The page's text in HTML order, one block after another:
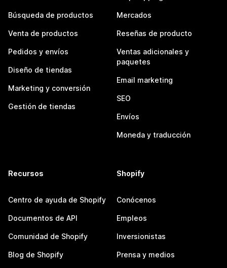
Búsqueda de productos
Venta de productos
Pedidos y envíos
Diseño de tiendas
Marketing y conversión
Gestión de tiendas
Mercados
Reseñas de producto
Ventas adicionales y
paquetes
Email marketing
SEO
Envíos
Moneda y traducción
Recursos
Centro de ayuda de Shopify
Documentos de API
Comunidad de Shopify
Blog de Shopify
Shopify
Conócenos
Empleos
Inversionistas
Prensa y medios